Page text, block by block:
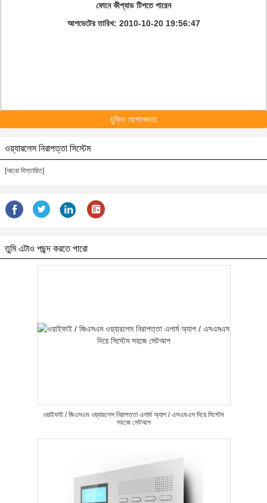
ফোনে কীপ্যাড টিপতে পারেন
আপডেটের তারিখ: 2010-10-20 19:56:47
চুক্তি যোগানদাতা
ওয়্যারলেস নিরাপত্তা সিস্টেম
[আরো বিস্তারিত]
তুমি এটাও পছন্দ করতে পারো
ওয়াইফাই / জিএসএম ওয়্যারলেস নিরাপত্তা এলার্ম অ্যাপ / এসএমএস দিয়ে সিস্টেম
সহজে সেটআপ